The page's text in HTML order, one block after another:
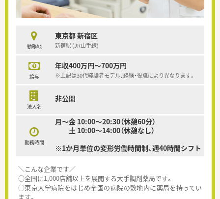
勤務地
東京都 新宿区
新宿駅 (JR山手線)
給与
年収400万円～700万円
※上記は30代経験者モデル、経験・役職により異なります。
法人名
非公開
勤務時間
月～金 10:00～20:30（休憩60分）
土 10:00～14:00（休憩なし）
※1か月単位の変形労働時間制、週40時間シフト
＼こんな企業です／
○全国に1,000店舗以上を展開する大手調剤薬局です。
○東京大学病院をはじめ全国の病院の敷地内に薬局を持ってい
ます。